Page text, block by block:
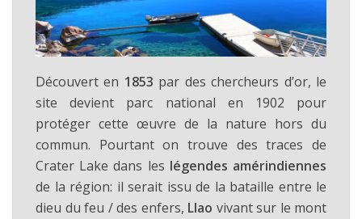
Découvert en 1853 par des chercheurs d’or, le
site devient parc national en 1902 pour
protéger cette œuvre de la nature hors du
commun. Pourtant on trouve des traces de
Crater Lake dans les légendes amérindiennes
de la région: il serait issu de la bataille entre le
dieu du feu / des enfers, Llao vivant sur le mont